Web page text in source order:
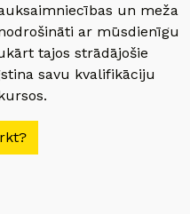
un meža
ar mūsdienīgu
tajos strādājošie
savu kvalifikāciju